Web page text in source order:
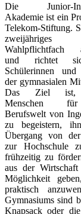
Die Junior-
Akademie ist ein
Telekom-Stiftung.
zweijähriges
Wahlpflichtfach
und richtet
Schülerinnen und
der gymnasialen
Das Ziel ist,
Menschen
Berufswelt von
zu begeistern,
Übergang von
zur Hochschule
frühzeitig zu
aus der
Möglichkeit
praktisch
Gymnasiums sind
Knapsack oder